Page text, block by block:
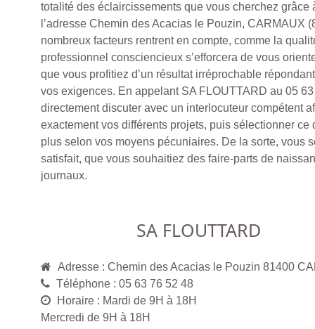
totalité des éclaircissements que vous cherchez grâce
l’adresse Chemin des Acacias le Pouzin, CARMAUX
nombreux facteurs rentrent en compte, comme la
professionnel consciencieux s’efforcera de vous
que vous profitiez d’un résultat irréprochable
vos exigences. En appelant SA FLOUTTARD au 05
directement discuter avec un interlocuteur compétent
exactement vos différents projets, puis sélectionner ce
plus selon vos moyens pécuniaires. De la sorte, vous
satisfait, que vous souhaitiez des faire-parts de
journaux.
SA FLOUTTARD
Adresse : Chemin des Acacias le Pouzin 81400
Téléphone : 05 63 76 52 48
Horaire : Mardi de 9H à 18H
Mercredi de 9H à 18H